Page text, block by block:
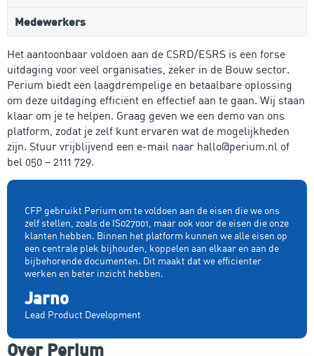
Medewerkers
Het aantoonbaar voldoen aan de CSRD/ESRS is een forse
uitdaging voor veel organisaties, zeker in de Bouw sector.
Perium biedt een laagdrempelige en betaalbare oplossing
om deze uitdaging efficiënt en effectief aan te gaan. Wij staan
klaar om je te helpen. Graag geven we een demo van ons
platform, zodat je zelf kunt ervaren wat de mogelijkheden
zijn. Stuur vrijblijvend een e-mail naar hallo@perium.nl of
bel 050 – 2111 729.
CFP gebruikt Perium om te voldoen aan de eisen die we ons
zelf stellen, zoals de IS027001, maar ook voor de eisen die onze
klanten hebben. Binnen het platform kunnen we alle eisen op
een centrale plek bijhouden, koppelen aan elkaar en aan de
bijbehorende documenten. Dit maakt dat we efficienter
werken en beter inzicht hebben.
Jarno
Lead Product Development
Over Perium